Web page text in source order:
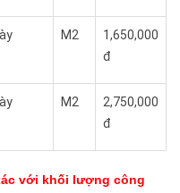
M2
1,650,000
đ
M2
2,750,000
đ
với khối lượng công